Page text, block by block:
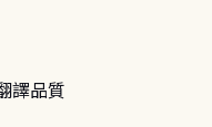
譯品質